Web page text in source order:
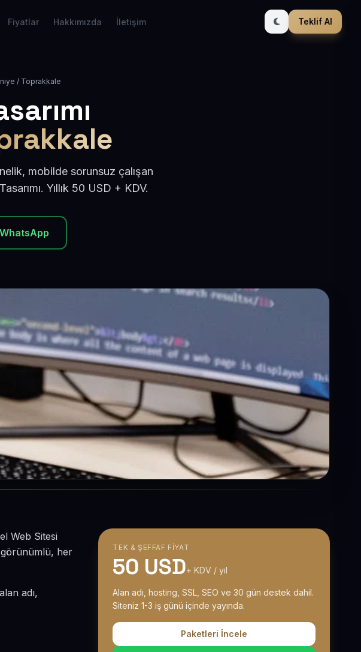
Fiyatlar Hakkımızda İletişim Teklif Al
/ Toprakkale
mobilde sorunsuz çalışan
Yıllık 50 USD + KDV.
WhatsApp
Web Sitesi
görünümlü, her
adı,
TEK & ŞEFFAF FIYAT
50 USD+ KDV / yıl
Alan adı, hosting, SSL, SEO ve 30 gün destek dahil.
Siteniz 1-3 iş günü içinde yayında.
Paketleri İncele